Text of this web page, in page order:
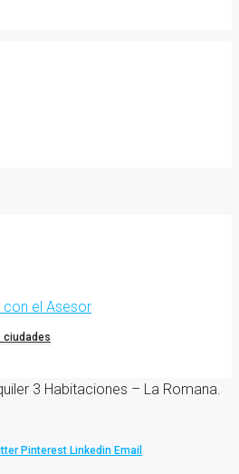
ciudades
el Asesor
3 Habitaciones – La Romana.
Pinterest Linkedin Email